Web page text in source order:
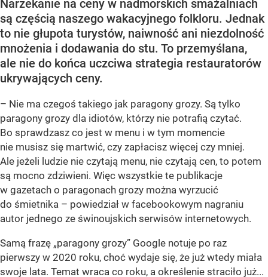
Narzekanie na ceny w nadmorskich smażalniach
są częścią naszego wakacyjnego folkloru. Jednak
to nie głupota turystów, naiwność ani niezdolność
mnożenia i dodawania do stu. To przemyślana,
ale nie do końca uczciwa strategia restauratorów
ukrywających ceny.
– Nie ma czegoś takiego jak paragony grozy. Są tylko
paragony grozy dla idiotów, którzy nie potrafią czytać.
Bo sprawdzasz co jest w menu i w tym momencie
nie musisz się martwić, czy zapłacisz więcej czy mniej.
Ale jeżeli ludzie nie czytają menu, nie czytają cen, to potem
są mocno zdziwieni. Więc wszystkie te publikacje
w gazetach o paragonach grozy można wyrzucić
do śmietnika – powiedział w facebookowym nagraniu
autor jednego ze świnoujskich serwisów internetowych.
Samą frazę „paragony grozy” Google notuje po raz
pierwszy w 2020 roku, choć wydaje się, że już wtedy miała
swoje lata. Temat wraca co roku, a określenie straciło już...